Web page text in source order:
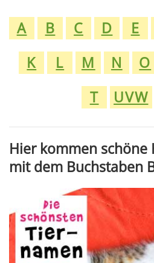
A
B C D E
K
L M N O
T
UVW
Hier kommen
mit dem Buchstaben